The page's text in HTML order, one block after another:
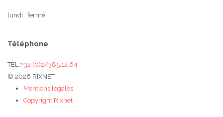
lundi : fermé
Téléphone
TEL :+32 (0)2/385.12.64
© 2026 RIXNET
Mentions légales
Copyright Rixnet